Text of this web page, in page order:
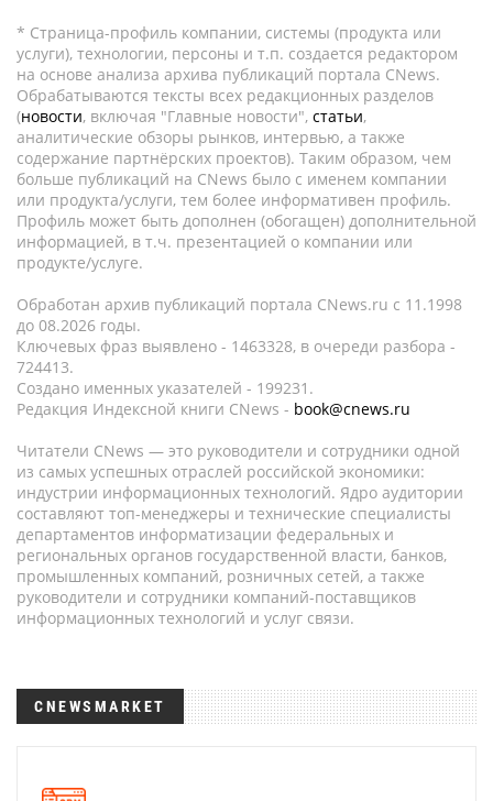
* Страница-профиль компании, системы (продукта или
услуги), технологии, персоны и т.п. создается редактором
на основе анализа архива публикаций портала CNews.
Обрабатываются тексты всех редакционных разделов
(новости, включая "Главные новости", статьи,
аналитические обзоры рынков, интервью, а также
содержание партнёрских проектов). Таким образом, чем
больше публикаций на CNews было с именем компании
или продукта/услуги, тем более информативен профиль.
Профиль может быть дополнен (обогащен) дополнительной
информацией, в т.ч. презентацией о компании или
продукте/услуге.
Обработан архив публикаций портала CNews.ru c 11.1998
до 08.2026 годы.
Ключевых фраз выявлено - 1463328, в очереди разбора -
724413.
Создано именных указателей - 199231.
Редакция Индексной книги CNews - book@cnews.ru
Читатели CNews — это руководители и сотрудники одной
из самых успешных отраслей российской экономики:
индустрии информационных технологий. Ядро аудитории
составляют топ-менеджеры и технические специалисты
департаментов информатизации федеральных и
региональных органов государственной власти, банков,
промышленных компаний, розничных сетей, а также
руководители и сотрудники компаний-поставщиков
информационных технологий и услуг связи.
CNEWSMARKET